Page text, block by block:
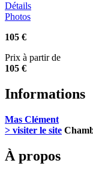
Détails
Photos
105 €
Prix à partir de
105 €
Informations
Mas Clément
> visiter le site
À propos